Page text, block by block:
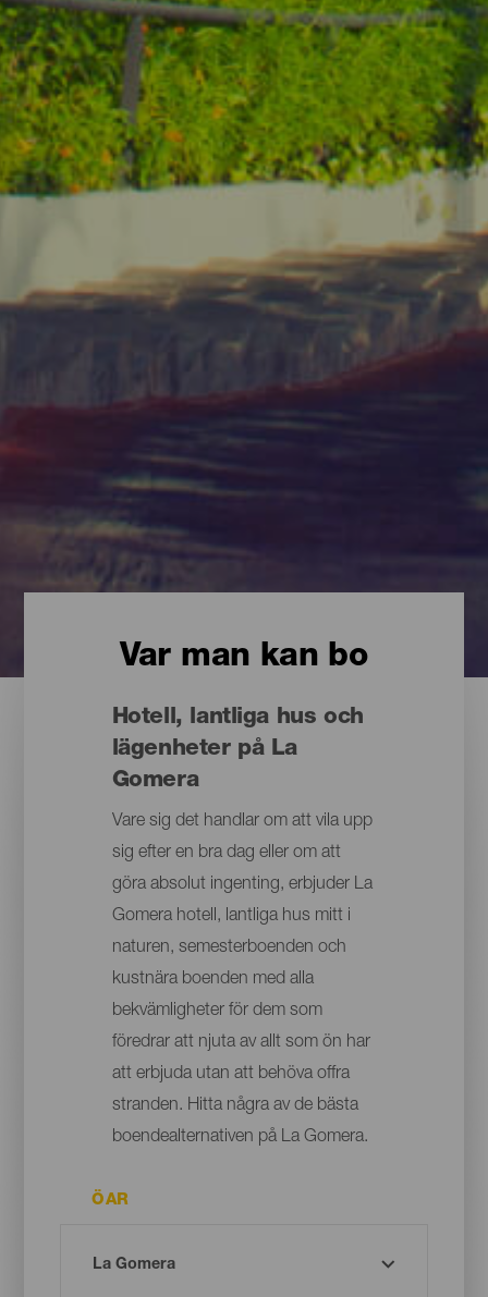
Var man kan bo
Hotell, lantliga hus och
lägenheter på La
Gomera
Vare sig det handlar om att vila upp
sig efter en bra dag eller om att
göra absolut ingenting, erbjuder La
Gomera hotell, lantliga hus mitt i
naturen, semesterboenden och
kustnära boenden med alla
bekvämligheter för dem som
föredrar att njuta av allt som ön har
att erbjuda utan att behöva offra
stranden. Hitta några av de bästa
boendealternativen på La Gomera.
ÖAR